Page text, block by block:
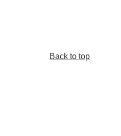
Back to top